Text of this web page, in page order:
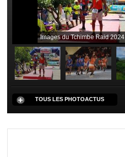
Images du Tchimbe Raid 2024
TOUS LES PHOTOACTUS